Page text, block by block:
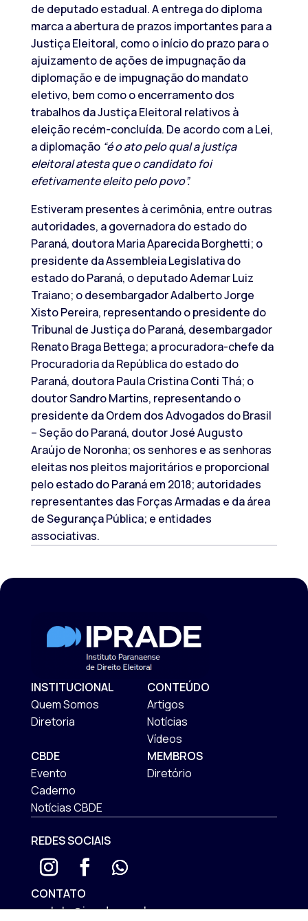
de deputado estadual. A entrega do diploma
marca a abertura de prazos importantes para a
Justiça Eleitoral, como o início do prazo para o
ajuizamento de ações de impugnação da
diplomação e de impugnação do mandato
eletivo, bem como o encerramento dos
trabalhos da Justiça Eleitoral relativos à
eleição recém-concluída. De acordo com a Lei,
a diplomação “é o ato pelo qual a justiça
eleitoral atesta que o candidato foi
efetivamente eleito pelo povo”.
Estiveram presentes à cerimônia, entre outras
autoridades, a governadora do estado do
Paraná, doutora Maria Aparecida Borghetti; o
presidente da Assembleia Legislativa do
estado do Paraná, o deputado Ademar Luiz
Traiano; o desembargador Adalberto Jorge
Xisto Pereira, representando o presidente do
Tribunal de Justiça do Paraná, desembargador
Renato Braga Bettega; a procuradora-chefe da
Procuradoria da República do estado do
Paraná, doutora Paula Cristina Conti Thá; o
doutor Sandro Martins, representando o
presidente da Ordem dos Advogados do Brasil
– Seção do Paraná, doutor José Augusto
Araújo de Noronha; os senhores e as senhoras
eleitas nos pleitos majoritários e proporcional
pelo estado do Paraná em 2018; autoridades
representantes das Forças Armadas e da área
de Segurança Pública; e entidades
associativas.
INSTITUCIONAL
Quem Somos
Diretoria
CONTEÚDO
Artigos
Notícias
Vídeos
CBDE
Evento
Caderno
Notícias CBDE
MEMBROS
Diretório
REDES SOCIAIS
CONTATO
contato@iprade.com.br